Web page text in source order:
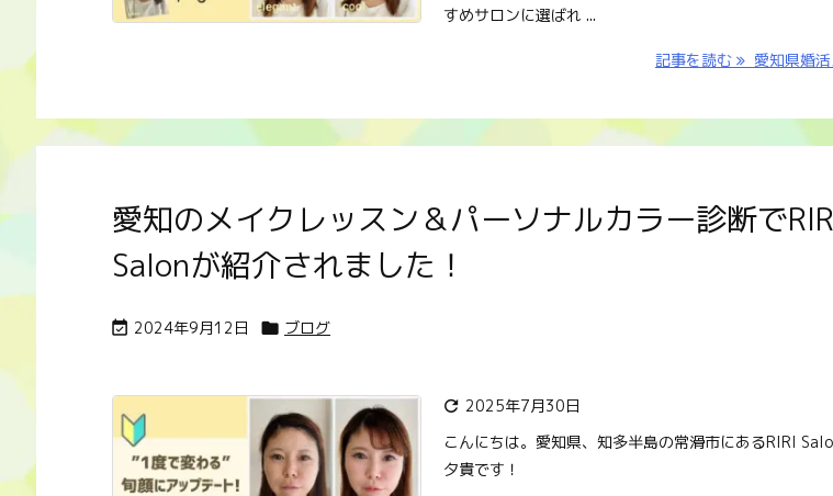
すめサロンに選ばれ ...
記事を読む 愛知県婚
愛知のメイクレッスン＆パーソナルカラー診断で
Salonが紹介されました！
 2024年9月12日  ブログ
 2025年7月30日
こんにちは。愛知県、知多半島の常滑市にあるRIRI
夕貴です！